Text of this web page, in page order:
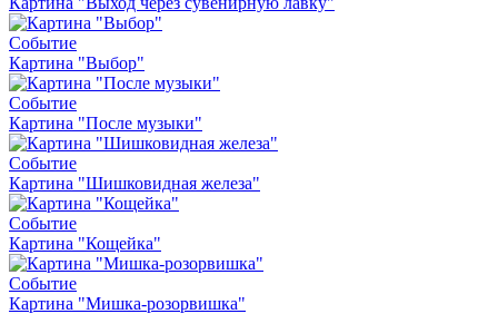
Событие
Картина "Выбор"
Событие
Картина "После музыки"
Событие
Картина "Шишковидная железа"
Событие
Картина "Кощейка"
Событие
Картина "Мишка-розорвишка"